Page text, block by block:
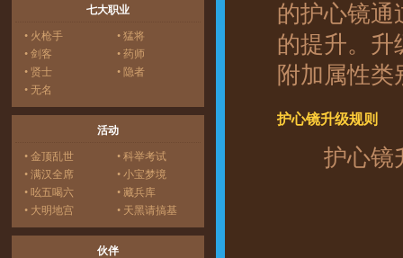
七大职业
• 火枪手
• 猛将
• 剑客
• 药师
• 贤士
• 隐者
• 无名
活动
• 金顶乱世
• 科举考试
• 满汉全席
• 小宝梦境
• 吆五喝六
• 藏兵库
• 大明地宫
• 天黑请搞基
伙伴
的护心镜通
的提升。升
附加属性
护心镜升级规则
护心镜升